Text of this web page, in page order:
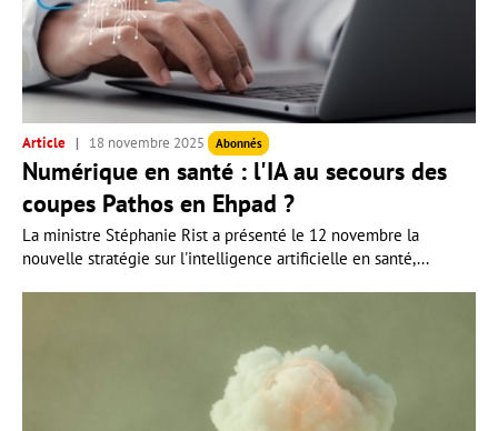
Article 18 novembre 2025 Abonnés
Numérique en santé : l'IA au secours des
coupes Pathos en Ehpad ?
La ministre Stéphanie Rist a présenté le 12 novembre la
nouvelle stratégie sur l'intelligence artificielle en santé,...